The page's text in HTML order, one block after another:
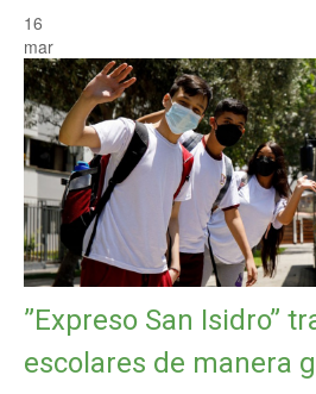
16
mar
”Expreso San Isidro”
escolares de manera